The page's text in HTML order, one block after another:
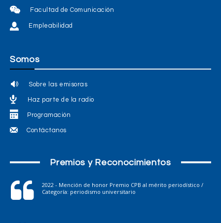
Facultad de Comunicación
Empleabilidad
Somos
Sobre las emisoras
Haz parte de la radio
Programación
Contáctanos
Premios y Reconocimientos
2022 - Mención de honor Premio CPB al mérito periodístico /
Categoría: periodismo universitario